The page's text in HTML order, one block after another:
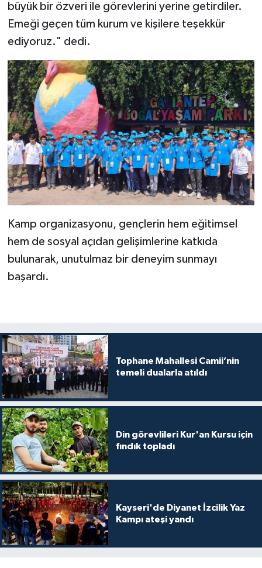
büyük bir özveri ile görevlerini yerine getirdiler.
Emeği geçen tüm kurum ve kişilere teşekkür
ediyoruz." dedi.
Kamp organizasyonu, gençlerin hem eğitimsel
hem de sosyal açıdan gelişimlerine katkıda
bulunarak, unutulmaz bir deneyim sunmayı
başardı.
Tophane Mahallesi Camii’nin
temeli dualarla atıldı
Din görevlileri Kur'an Kursu için
fındık topladı
Kayseri'de Diyanet İzcilik Yaz
Kampı ateşi yandı
Giresun Müftülüğü
Hakkari Müftülüğü
Hatay Müftülüğü
Iğdır Müftülüğü
Isparta Müftülüğü
İstanbul Müftülüğü
İzmir Müftülüğü
Kahramanmaraş Müftülüğü
Kars Müftülüğü
Kastamonu Müftülüğü
Kayseri Müftülüğü
Kilis Müftülüğü
Kırıkkale Müftülüğü
Kırklareli Müftülüğü
Kırşehir Müftülüğü